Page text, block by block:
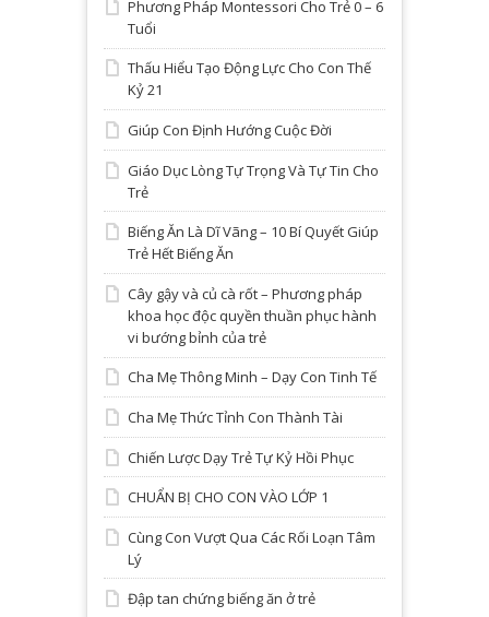
Phương Pháp Montessori Cho Trẻ 0 – 6
Tuổi
Thấu Hiểu Tạo Động Lực Cho Con Thế
Kỷ 21
Giúp Con Định Hướng Cuộc Đời
Giáo Dục Lòng Tự Trọng Và Tự Tin Cho
Trẻ
Biếng Ăn Là Dĩ Vãng – 10 Bí Quyết Giúp
Trẻ Hết Biếng Ăn
Cây gậy và củ cà rốt – Phương pháp
khoa học độc quyền thuần phục hành
vi bướng bỉnh của trẻ
Cha Mẹ Thông Minh – Dạy Con Tinh Tế
Cha Mẹ Thức Tỉnh Con Thành Tài
Chiến Lược Dạy Trẻ Tự Kỷ Hồi Phục
CHUẨN BỊ CHO CON VÀO LỚP 1
Cùng Con Vượt Qua Các Rối Loạn Tâm
Lý
Đập tan chứng biếng ăn ở trẻ